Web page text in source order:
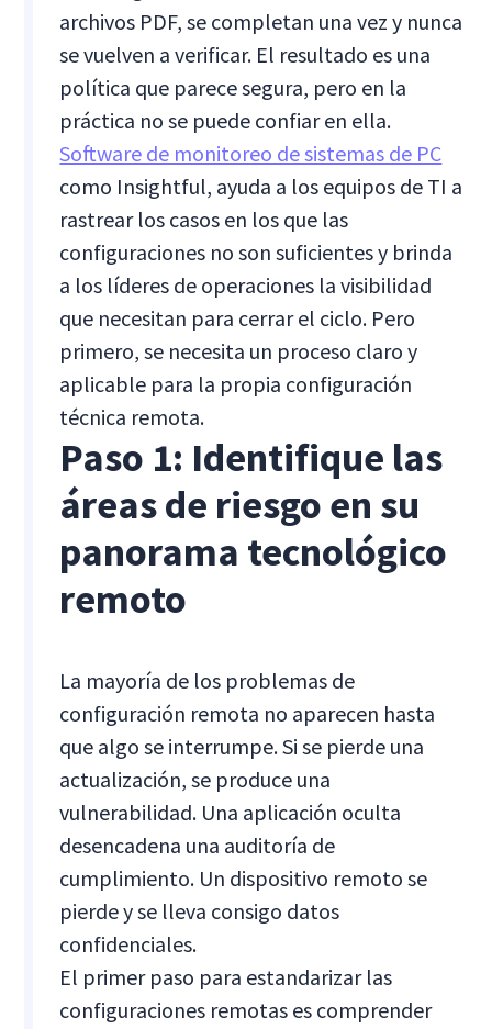
archivos PDF, se completan una vez y nunca
se vuelven a verificar. El resultado es una
política que parece segura, pero en la
práctica no se puede confiar en ella.
Software de monitoreo de sistemas de PC
como Insightful, ayuda a los equipos de TI a
rastrear los casos en los que las
configuraciones no son suficientes y brinda
a los líderes de operaciones la visibilidad
que necesitan para cerrar el ciclo. Pero
primero, se necesita un proceso claro y
aplicable para la propia configuración
técnica remota.
Paso 1: Identifique las
áreas de riesgo en su
panorama tecnológico
remoto
La mayoría de los problemas de
configuración remota no aparecen hasta
que algo se interrumpe. Si se pierde una
actualización, se produce una
vulnerabilidad. Una aplicación oculta
desencadena una auditoría de
cumplimiento. Un dispositivo remoto se
pierde y se lleva consigo datos
confidenciales.
El primer paso para estandarizar las
configuraciones remotas es comprender